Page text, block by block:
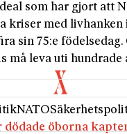
som har gjort att
kriser med livhanken
sin 75:e födelsedag.
må leva uti hundrade
NATO
dödade öborna